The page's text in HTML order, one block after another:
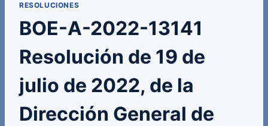
RESOLUCIONES
BOE-A-2022-13141
Resolución de 19 de
julio de 2022, de la
Dirección General de